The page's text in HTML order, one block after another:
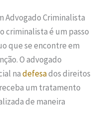
Advogado Criminalista
criminalista é um passo
que se encontre em
O advogado
nadefesados direitos
um tratamento
de maneira